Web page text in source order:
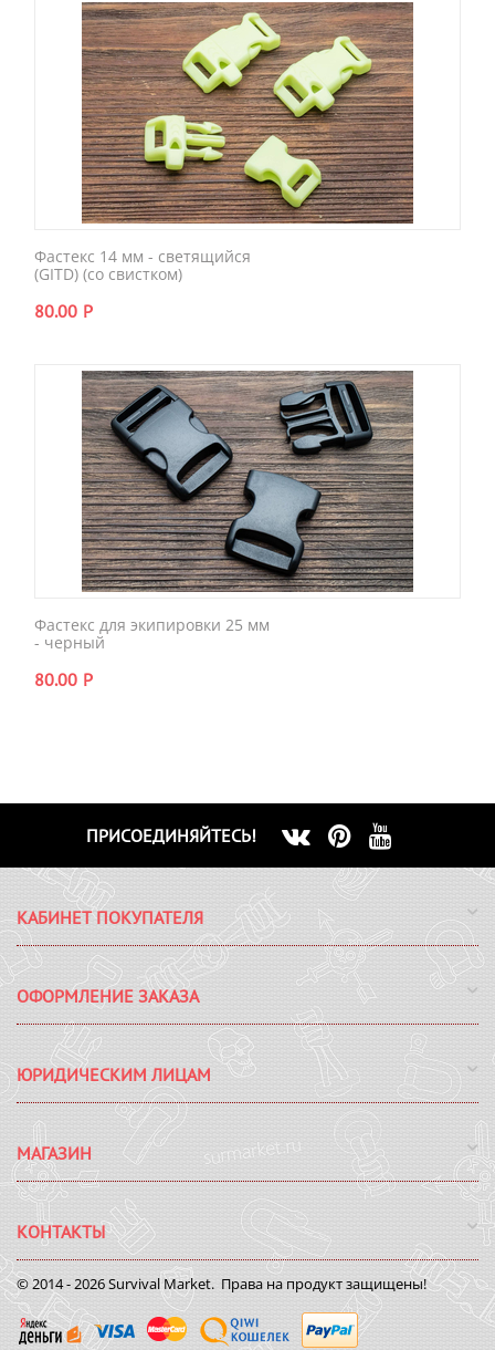
Фастекс 14 мм - светящийся
(GITD) (со свистком)
80.00 Р
Фастекс для экипировки 25 мм
- черный
80.00 Р
ПРИСОЕДИНЯЙТЕСЬ!
КАБИНЕТ ПОКУПАТЕЛЯ
ОФОРМЛЕНИЕ ЗАКАЗА
ЮРИДИЧЕСКИМ ЛИЦАМ
МАГАЗИН
КОНТАКТЫ
© 2014 - 2026 Survival Market. Права на продукт защищены!